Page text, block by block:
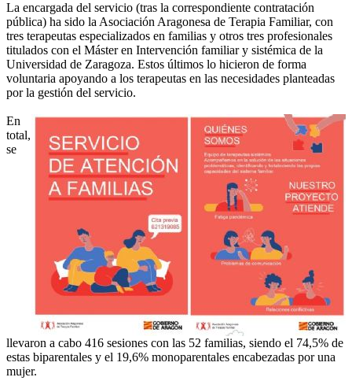
La encargada del servicio (tras la correspondiente contratación
pública) ha sido la Asociación Aragonesa de Terapia Familiar, con
tres terapeutas especializados en familias y otros tres profesionales
titulados con el Máster en Intervención familiar y sistémica de la
Universidad de Zaragoza. Estos últimos lo hicieron de forma
voluntaria apoyando a los terapeutas en las necesidades planteadas
por la gestión del servicio.
En
total,
se
llevaron a cabo 416 sesiones con las 52 familias, siendo el 74,5% de
estas biparentales y el 19,6% monoparentales encabezadas por una
mujer.